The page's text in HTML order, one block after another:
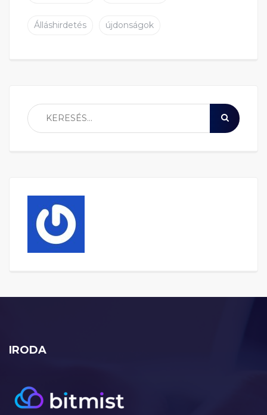
Álláshirdetés újdonságok
IRODA